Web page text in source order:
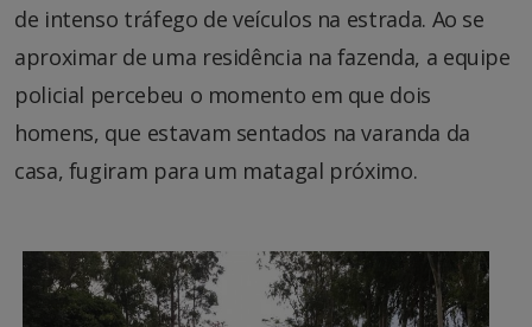
de intenso tráfego de veículos na estrada. Ao se
aproximar de uma residência na fazenda, a equipe
policial percebeu o momento em que dois
homens, que estavam sentados na varanda da
casa, fugiram para um matagal próximo.